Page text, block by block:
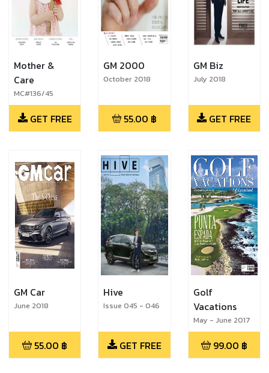
Mother &
Care
MC#136/45
GET FREE
GM 2000
October 2018
55.00 ฿
GM Biz
July 2018
GET FREE
GM Car
June 2018
55.00 ฿
Hive
Issue 045 - 046
GET FREE
Golf
Vacations
May - June 2017
99.00 ฿